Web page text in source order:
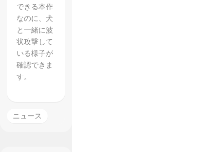
できる本作
なのに、犬
と一緒に波
状攻撃して
いる様子が
確認できま
す。
ニュース
【Tran
sistor